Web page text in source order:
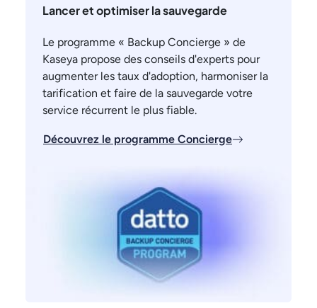
Lancer et optimiser la sauvegarde
Le programme « Backup Concierge » de
Kaseya propose des conseils d'experts pour
augmenter les taux d'adoption, harmoniser la
tarification et faire de la sauvegarde votre
service récurrent le plus fiable.
Découvrez le programme Concierge